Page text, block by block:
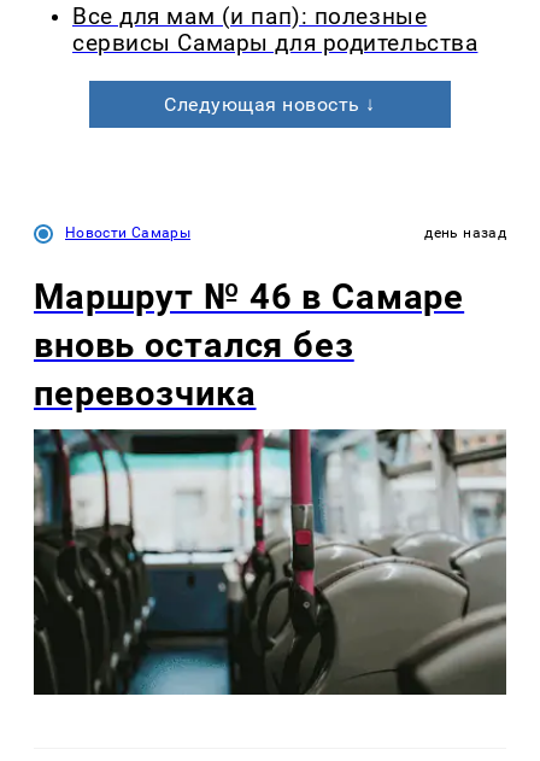
Все для мам (и пап): полезные
сервисы Самары для родительства
Следующая новость ↓
Новости Самары день назад
Маршрут № 46 в Самаре
вновь остался без
перевозчика